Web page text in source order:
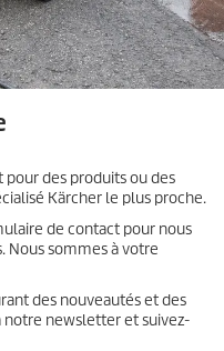
pour des produits ou des
Kärcher le plus proche.
de contact pour nous
Nous sommes à votre
des nouveautés et des
notre newsletter et suivez-